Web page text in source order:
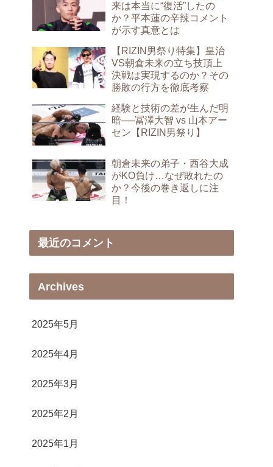
来は本当に“復活”したの
か？平本蓮の辛辣コメント
が示す真意とは
【RIZIN男祭り特集】皇治
VS朝倉未来の立ち技頂上
決戦は実現するのか？その
勝敗の行方を徹底考察
経験と技術の差が生んだ明
暗──冨澤大智 vs 山本アー
セン【RIZIN男祭り】
朝倉未来の弟子・西谷大成
がKO負け…なぜ敗れたの
か？今後の巻き返しに注
目！
最近のコメント
Archives
2025年5月
2025年4月
2025年3月
2025年2月
2025年1月